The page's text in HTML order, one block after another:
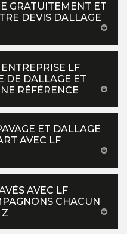
GRATUITEMENT ET
DEVIS DALLAGE
LF
DE DALLAGE ET
RÉFÉRENCE
ET DALLAGE
AVEC LF
AVEC LF
CHACUN